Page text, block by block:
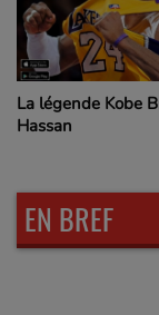
La légende Kobe
Hassan
EN BREF